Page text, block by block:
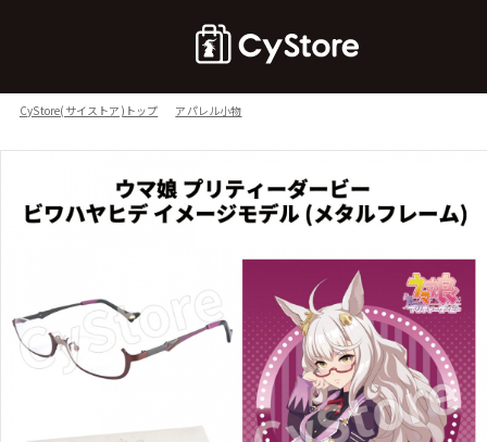
CyStore(サイストア)トップ アパレル小物